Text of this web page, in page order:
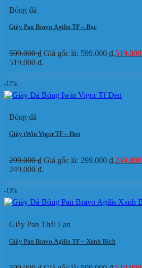
Bóng đá
Giày Pan Bravo Agilis TF – Bạc
599.000₫ Giá gốc là: 599.000 ₫.519.000
519.000 ₫.
-17%
Bóng đá
Giày iWin Vigor TF – Đen
299.000₫ Giá gốc là: 299.000 ₫.249.000
249.000 ₫.
-13%
Giày Pan Thái Lan
Giày Pan Bravo Agilis TF – Xanh Bích